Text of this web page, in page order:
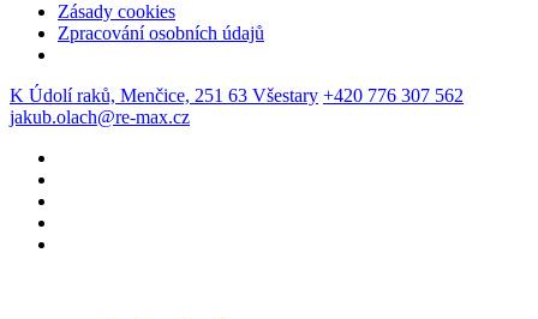
Zásady cookies
Zpracování osobních údajů
K Údolí raků, Menčice, 251 63 Všestary +420 776 307 562
jakub.olach@re-max.cz